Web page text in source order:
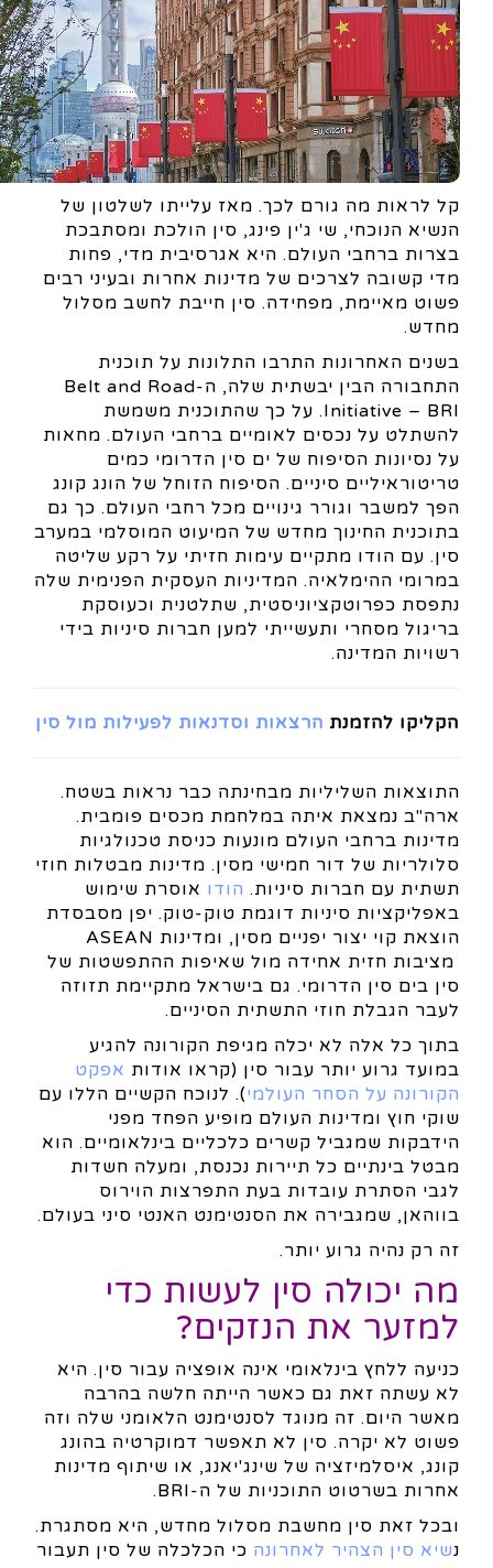
קל לראות מה גורם לכך. מאז עלייתו לשלטון של
הנשיא הנוכחי, שי ג'ין פינג, סין הולכת ומסתבכת
בצרות ברחבי העולם. היא אגרסיבית מדי, פחות
מדי קשובה לצרכים של מדינות אחרות ובעיני רבים
פשוט מאיימת, מפחידה. סין חייבת לחשב מסלול
מחדש.
בשנים האחרונות התרבו התלונות על תוכנית
התחבורה הבין יבשתית שלה, ה-Belt and Road
Initiative – BRI. על כך שהתוכנית משמשת
להשתלט על נכסים לאומיים ברחבי העולם. מחאות
על נסיונות הסיפוח של ים סין הדרומי כמים
טריטוראיליים סיניים. הסיפוח הזוחל של הונג קונג
הפך למשבר וגורר גינויים מכל רחבי העולם. כך גם
בתוכנית החינוך מחדש של המיעוט המוסלמי במערב
סין. עם הודו מתקיים עימות חזיתי על רקע שליטה
במרומי ההימלאיה. המדיניות העסקית הפנימית שלה
נתפסת כפרוטקציוניסטית, שתלטנית וכעוסקת
בריגול מסחרי ותעשייתי למען חברות סיניות בידי
רשויות המדינה.
הקליקו להזמנת הרצאות וסדנאות לפעילות מול סין
התוצאות השליליות מבחינתה כבר נראות בשטח.
ארה"ב נמצאת איתה במלחמת מכסים פומבית.
מדינות ברחבי העולם מונעות כניסת טכנולגיות
סלולריות של דור חמישי מסין. מדינות מבטלות חוזי
תשתית עם חברות סיניות. הודו אוסרת שימוש
באפליקציות סיניות דוגמת טוק-טוק. יפן מסבסדת
הוצאת קוי יצור יפניים מסין, ומדינות ASEAN
מציבות חזית אחידה מול שאיפות ההתפשטות של
סין בים סין הדרומי. גם בישראל מתקיימת תזוזה
לעבר הגבלת חוזי התשתית הסיניים.
בתוך כל אלה לא יכלה מגיפת הקורונה להגיע
במועד גרוע יותר עבור סין (קראו אודות אפקט
הקורונה על הסחר העולמי). לנוכח הקשיים הללו עם
שוקי חוץ ומדינות העולם מופיע הפחד מפני
הידבקות שמגביל קשרים כלכליים בינלאומיים. הוא
מבטל בינתיים כל תיירות נכנסת, ומעלה חשדות
לגבי הסתרת עובדות בעת התפרצות הוירוס
בווהאן, שמגבירה את הסנטימנט האנטי סיני בעולם.
זה רק נהיה גרוע יותר.
מה יכולה סין לעשות כדי
למזער את הנזקים?
כניעה ללחץ בינלאומי אינה אופציה עבור סין. היא
לא עשתה זאת גם כאשר הייתה חלשה בהרבה
מאשר היום. זה מנוגד לסנטימנט הלאומני שלה וזה
פשוט לא יקרה. סין לא תאפשר דמוקרטיה בהונג
קונג, איסלמיזציה של שינג'יאנג, או שיתוף מדינות
אחרות בשרטוט התוכניות של ה-BRI.
ובכל זאת סין מחשבת מסלול מחדש, היא מסתגרת.
נשיא סין הצהיר לאחרונה כי הכלכלה של סין תעבור